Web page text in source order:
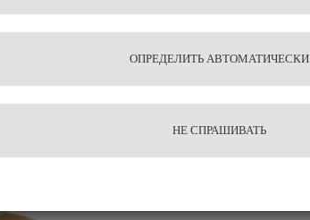
ОПРЕДЕЛИТЬ АВТОМАТИЧЕСКИ
НЕ СПРАШИВАТЬ